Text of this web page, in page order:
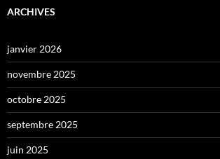
ARCHIVES
janvier 2026
novembre 2025
octobre 2025
septembre 2025
juin 2025